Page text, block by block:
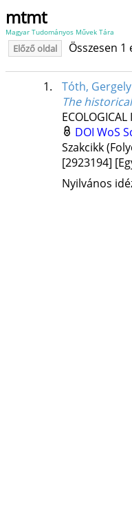
mtmt
Magyar Tudományos Művek Tára
Előző oldal Összesen
1. Tóth, Gergely
The
ECOLOGICAL
DOI WoS
Szakcikk
[2923194]
Nyilvános